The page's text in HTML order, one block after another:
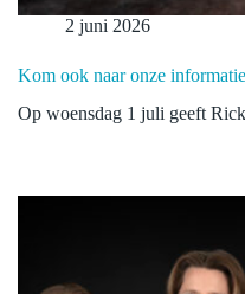
2 juni 2026
Kom ook naar onze
Op woensdag 1 juli geeft